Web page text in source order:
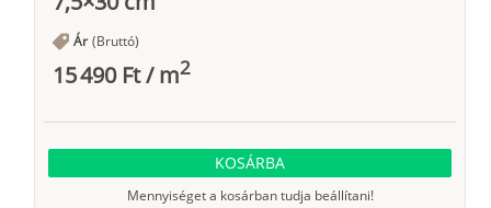
Ár (Bruttó)
15 490 Ft/m2
KOSÁRBA
Mennyiséget a kosárban tudja beállítani!